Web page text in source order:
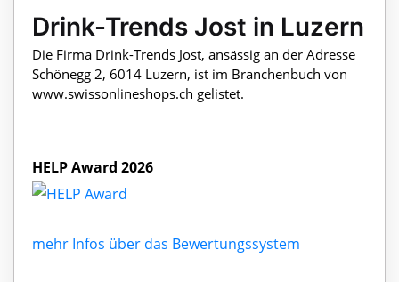
Drink-Trends Jost in Luzern
Die Firma Drink-Trends Jost, ansässig an der Adresse
Schönegg 2, 6014 Luzern, ist im Branchenbuch von
www.swissonlineshops.ch gelistet.
HELP Award 2026
mehr Infos über das Bewertungssystem